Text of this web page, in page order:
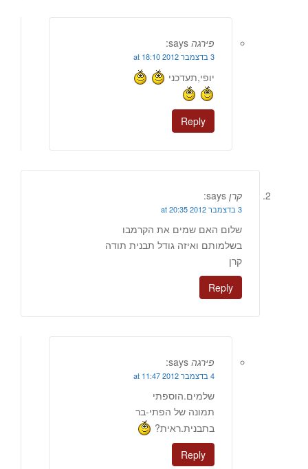
פירגה says:
3 בדצמבר 2012 at 18:10
יופי,תעדכני
Reply
קרן says:
3 בדצמבר 2012 at 20:35
שלום האם שמים את הקרמבו
בשלמותם ואיזה גודל תבנית תודה
קרן
Reply
פירגה says:
4 בדצמבר 2012 at 11:47
שלמים.הוספתי
תמונה של הפתי-בר
בתבנית.ראית?
Reply